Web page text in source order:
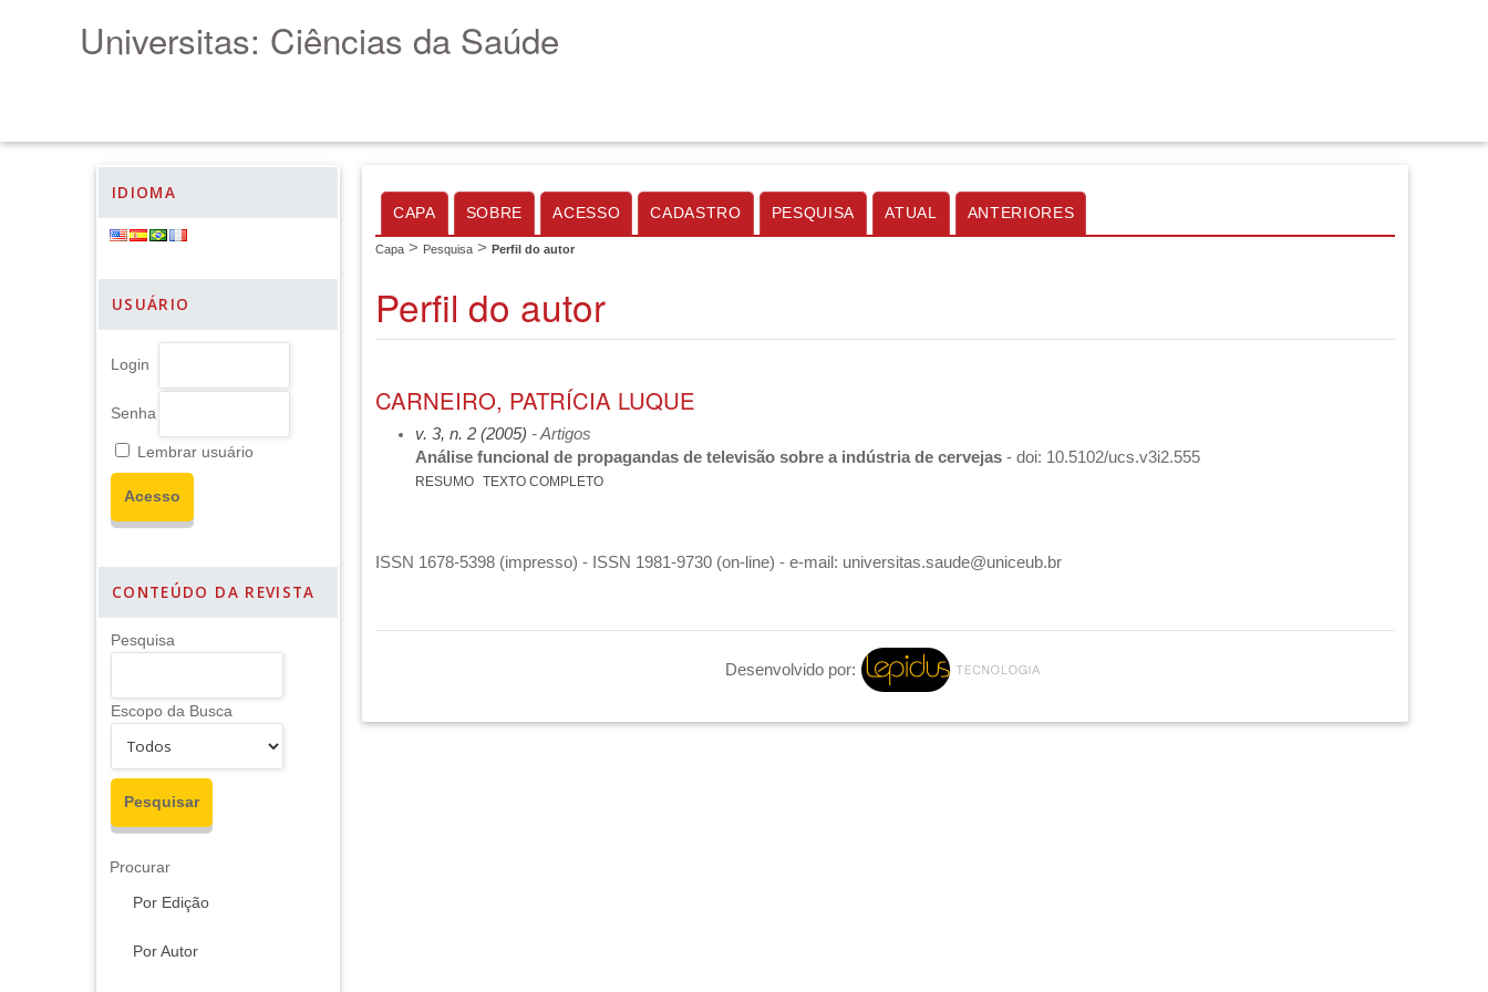
Universitas: Ciências da Saúde
IDIOMA
USUÁRIO
Login
Senha
Lembrar usuário
CONTEÚDO DA REVISTA
Pesquisa
Escopo da Busca
Procurar
Por Edição
Por Autor
CAPA SOBRE ACESSO CADASTRO PESQUISA ATUAL ANTERIORES
Capa > Pesquisa > Perfil do autor
Perfil do autor
CARNEIRO, PATRÍCIA LUQUE
v. 3, n. 2 (2005) - Artigos
Análise funcional de propagandas de televisão sobre a indústria de cervejas - doi: 10.5102/ucs.v3i2.555
RESUMO TEXTO COMPLETO
ISSN 1678-5398 (impresso) - ISSN 1981-9730 (on-line) - e-mail: universitas.saude@uniceub.br
Desenvolvido por: